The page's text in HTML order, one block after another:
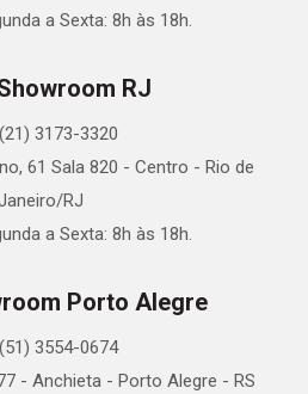
a Sexta: 8h às 18h.
RJ
3173-3320
61 Sala 820 - Centro - Rio de
RJ
a Sexta: 8h às 18h.
Porto Alegre
3554-0674
- Anchieta - Porto Alegre - RS